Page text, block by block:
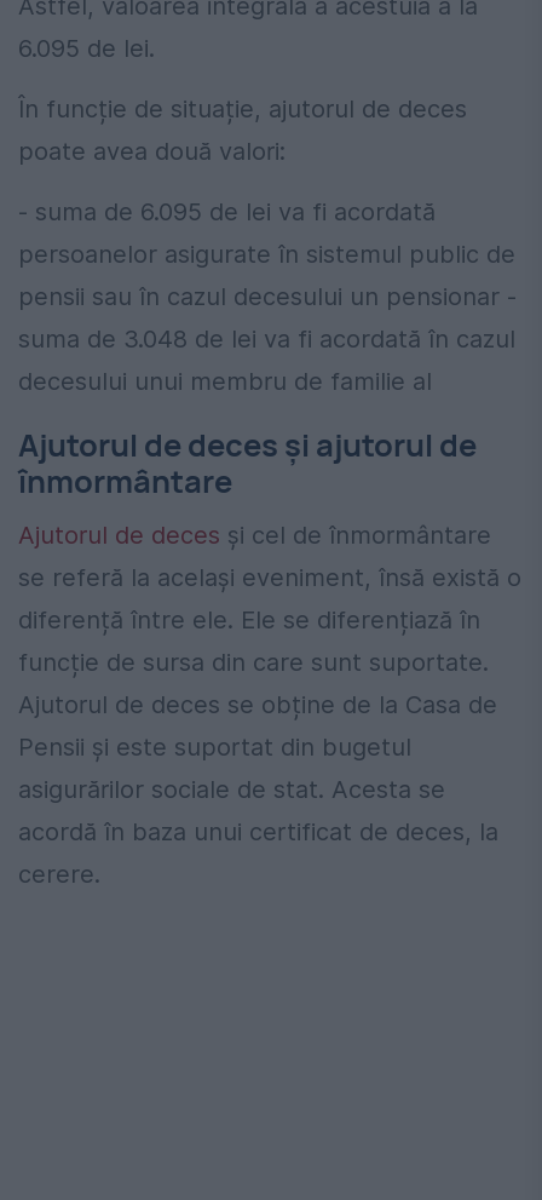
Astfel, valoarea integrală a acestuia a la
6.095 de lei.
În funcție de situație, ajutorul de deces
poate avea două valori:
- suma de 6.095 de lei va fi acordată
persoanelor asigurate în sistemul public de
pensii sau în cazul decesului un pensionar -
suma de 3.048 de lei va fi acordată în cazul
decesului unui membru de familie al
Ajutorul de deces și ajutorul de
înmormântare
Ajutorul de deces și cel de înmormântare
se referă la același eveniment, însă există o
diferență între ele. Ele se diferențiază în
funcție de sursa din care sunt suportate.
Ajutorul de deces se obține de la Casa de
Pensii și este suportat din bugetul
asigurărilor sociale de stat. Acesta se
acordă în baza unui certificat de deces, la
cerere.